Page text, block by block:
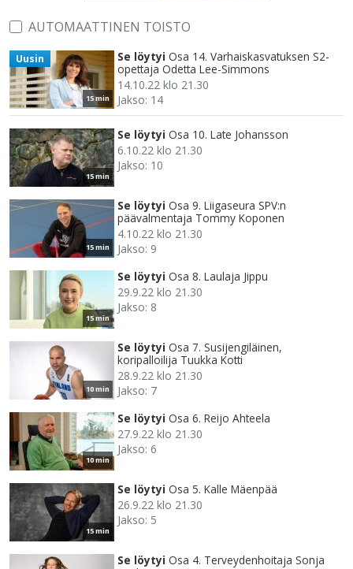
AUTOMAATTINEN TOISTO
15 min
Uusin Se löytyi Osa 14. Varhaiskasvatuksen S2-
opettaja Odetta Lee-Simmons
14.10.22 klo 21.30
Jakso: 14
15 min
Se löytyi Osa 10. Late Johansson
6.10.22 klo 21.30
Jakso: 10
15 min
Se löytyi Osa 9. Liigaseura SPV:n
päävalmentaja Tommy Koponen
4.10.22 klo 21.30
Jakso: 9
15 min
Se löytyi Osa 8. Laulaja Jippu
29.9.22 klo 21.30
Jakso: 8
10 min
Se löytyi Osa 7. Susijengiläinen,
koripalloilija Tuukka Kotti
28.9.22 klo 21.30
Jakso: 7
10 min
Se löytyi Osa 6. Reijo Ahteela
27.9.22 klo 21.30
Jakso: 6
15 min
Se löytyi Osa 5. Kalle Mäenpää
26.9.22 klo 21.30
Jakso: 5
Se löytyi Osa 4. Terveydenhoitaja Sonja